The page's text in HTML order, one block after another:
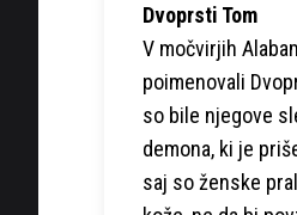
Dvoprsti Tom
V močvirjih
poimenovali
so bile njegove
demona, ki je
saj so ženske